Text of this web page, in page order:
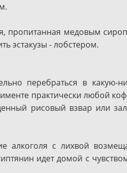
пропитанная медовым
эстакузы - лобстером.
перебраться в какую-
практически любой
рисовый взвар или
алкоголя с лихвой
идет домой с